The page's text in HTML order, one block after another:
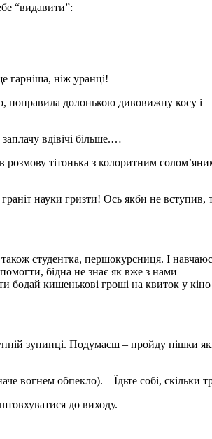
“видавити”:
гарніша, ніж уранці!
поправила долонькою дивовижну косу і
вдівічі більше.…
тітонька з колоритним
науки гризти! Ось якби не вступив,
студентка, першокурсниця. І
бідна не знає як вже з нами
бодай кишенькові гроші на квиток у
зупинці. Подумаєш – пройду пішки
вогнем обпекло). – Їдьте собі, скільки
до виходу.